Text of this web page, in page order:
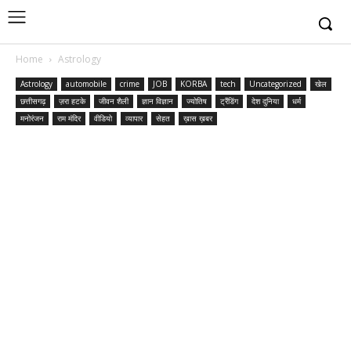
Home Astrology
Astrology automobile crime JOB KORBA tech Uncategorized
खेल
छत्तीसगढ़
ज़रा हटके जीवन शैली ज्ञान विज्ञान ज्योतिष ट्रैंडिंग देश दुनिया
धर्म
मनोरंजन
राम मंदिर वीडियो व्यापार सेहत ख़ास ख़बर